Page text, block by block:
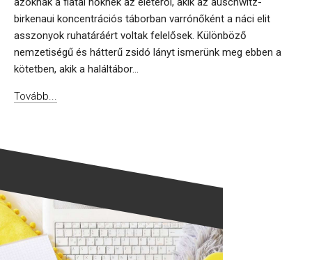
birkenaui koncentrációs táborban varrónőként a náci elit
asszonyok ruhatáráért voltak felelősek. Különböző
nemzetiségű és hátterű zsidó lányt ismerünk meg ebben a
kötetben, akik a haláltábor...
Tovább...